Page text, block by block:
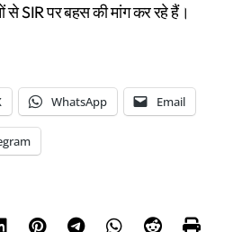
से SIR पर बहस की मांग कर रहे हैं।
WhatsApp Email